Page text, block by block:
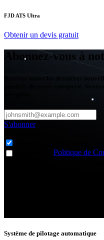
FJD ATS Ultra
Obtenir un devis gratuit
Abonnez-vous à
Recevez toutes les dernières
produits de notre entreprise,
S'abonner
Politique de
Système de pilotage automatique